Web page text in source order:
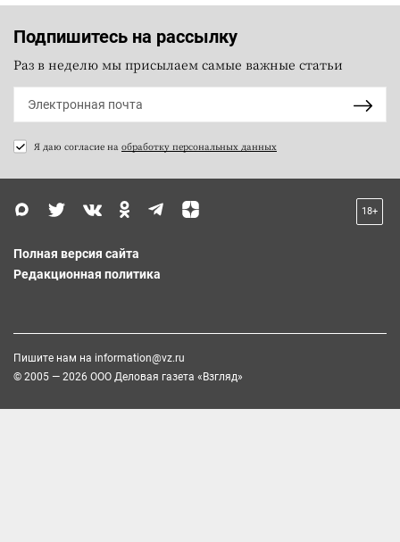
Подпишитесь на рассылку
Раз в неделю мы присылаем самые важные статьи
Я даю согласие на обработку персональных данных
18+
Полная версия сайта
Редакционная политика
Пишите нам на information@vz.ru
© 2005 — 2026 ООО Деловая газета «Взгляд»